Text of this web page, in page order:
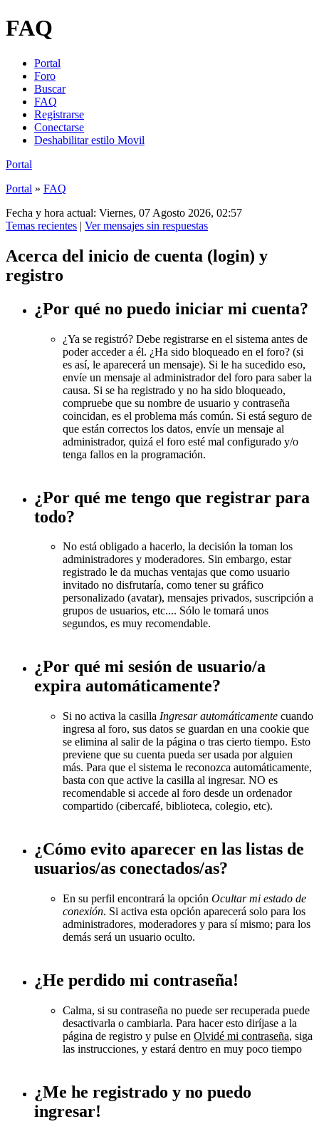
FAQ
Portal
Foro
Buscar
FAQ
Registrarse
Conectarse
Deshabilitar estilo Movil
Portal
Portal » FAQ
Fecha y hora actual: Viernes, 07 Agosto 2026, 02:57
Temas recientes | Ver mensajes sin respuestas
Acerca del inicio de cuenta (login) y
registro
¿Por qué no puedo iniciar mi cuenta?
¿Ya se registró? Debe registrarse en el sistema antes de
poder acceder a él. ¿Ha sido bloqueado en el foro? (si
es así, le aparecerá un mensaje). Si le ha sucedido eso,
envíe un mensaje al administrador del foro para saber la
causa. Si se ha registrado y no ha sido bloqueado,
compruebe que su nombre de usuario y contraseña
coincidan, es el problema más común. Si está seguro de
que están correctos los datos, envíe un mensaje al
administrador, quizá el foro esté mal configurado y/o
tenga fallos en la programación.
¿Por qué me tengo que registrar para
todo?
No está obligado a hacerlo, la decisión la toman los
administradores y moderadores. Sin embargo, estar
registrado le da muchas ventajas que como usuario
invitado no disfrutaría, como tener su gráfico
personalizado (avatar), mensajes privados, suscripción a
grupos de usuarios, etc.... Sólo le tomará unos
segundos, es muy recomendable.
¿Por qué mi sesión de usuario/a
expira automáticamente?
Si no activa la casilla Ingresar automáticamente cuando
ingresa al foro, sus datos se guardan en una cookie que
se elimina al salir de la página o tras cierto tiempo. Esto
previene que su cuenta pueda ser usada por alguien
más. Para que el sistema le reconozca automáticamente,
basta con que active la casilla al ingresar. NO es
recomendable si accede al foro desde un ordenador
compartido (cibercafé, biblioteca, colegio, etc).
¿Cómo evito aparecer en las listas de
usuarios/as conectados/as?
En su perfil encontrará la opción Ocultar mi estado de
conexión. Si activa esta opción aparecerá solo para los
administradores, moderadores y para sí mismo; para los
demás será un usuario oculto.
¿He perdido mi contraseña!
Calma, si su contraseña no puede ser recuperada puede
desactivarla o cambiarla. Para hacer esto diríjase a la
página de registro y pulse en Olvidé mi contraseña, siga
las instrucciones, y estará dentro en muy poco tiempo
¿Me he registrado y no puedo
ingresar!